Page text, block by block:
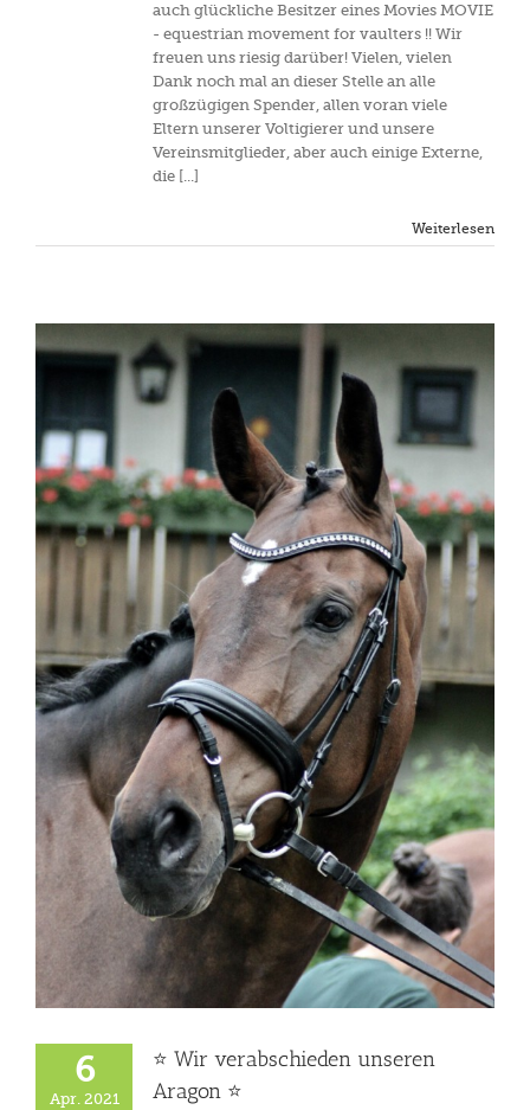
auch glückliche Besitzer eines Movies MOVIE
- equestrian movement for vaulters !! Wir
freuen uns riesig darüber! Vielen, vielen
Dank noch mal an dieser Stelle an alle
großzügigen Spender, allen voran viele
Eltern unserer Voltigierer und unsere
Vereinsmitglieder, aber auch einige Externe,
die [...]
Weiterlesen
6
Apr. 2021
⭐️ Wir verabschieden unseren
Aragon ⭐️